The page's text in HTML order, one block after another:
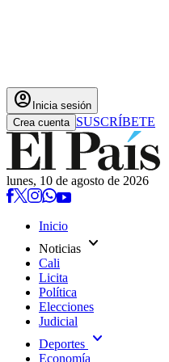
account_circle Inicia sesión
Crea cuenta SUSCRÍBETE
lunes, 10 de agosto de 2026
Inicio
Noticias expand_more
Cali
Licita
Política
Elecciones
Judicial
Deportes expand_more
Economía